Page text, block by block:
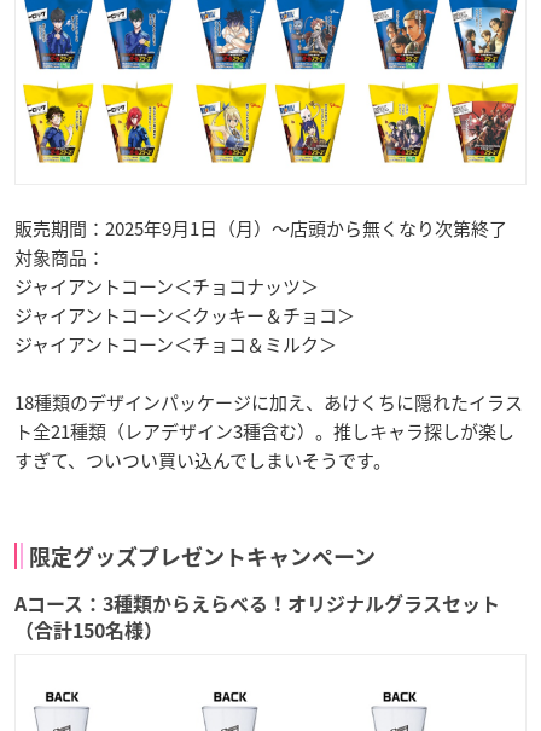
販売期間：2025年9月1日（月）～店頭から無くなり次第終了
対象商品：
ジャイアントコーン＜チョコナッツ＞
ジャイアントコーン＜クッキー＆チョコ＞
ジャイアントコーン＜チョコ＆ミルク＞
18種類のデザインパッケージに加え、あけくちに隠れたイラス
ト全21種類（レアデザイン3種含む）。推しキャラ探しが楽し
すぎて、ついつい買い込んでしまいそうです。
限定グッズプレゼントキャンペーン
Aコース：3種類からえらべる！オリジナルグラスセット
（合計150名様）